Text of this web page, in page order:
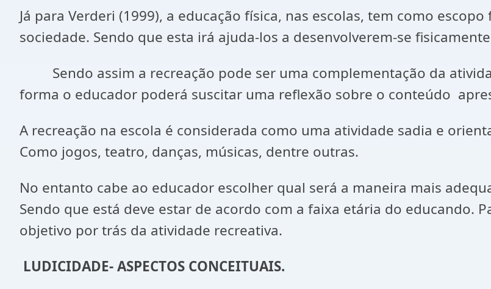
Já para Verderi (1999), a educação física, nas escolas, tem como
sociedade. Sendo que esta irá ajuda-los a desenvolverem-se
Sendo assim a recreação pode ser uma complementação da
forma o educador poderá suscitar uma reflexão sobre o conteúdo
A recreação na escola é considerada como uma atividade sadia e
Como jogos, teatro, danças, músicas, dentre outras.
No entanto cabe ao educador escolher qual será a maneira mais
Sendo que está deve estar de acordo com a faixa etária do educando.
objetivo por trás da atividade recreativa.
LUDICIDADE- ASPECTOS CONCEITUAIS.